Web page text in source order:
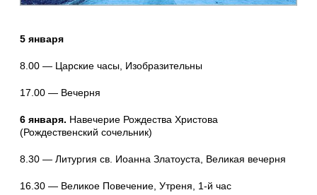
5 января
8.00 — Царские часы, Изобразительны
17.00 — Вечерня
6 января. Навечерие Рождества Христова
(Рождественский сочельник)
8.30 — Литургия св. Иоанна Златоуста, Великая вечерня
16.30 — Великое Повечение, Утреня, 1-й час